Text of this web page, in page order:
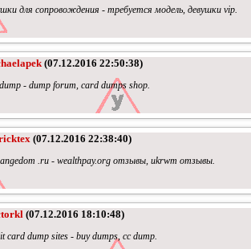
для сопровождения - требуется модель, девушки vip.
(07.12.2016 22:50:38)
- dump forum, card dumps shop.
(07.12.2016 22:38:40)
.ru - wealthpay.org отзывы, ukrwm отзывы.
(07.12.2016 18:10:48)
card dump sites - buy dumps, cc dump.